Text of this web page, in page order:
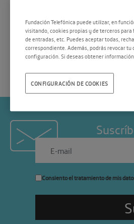
Consiento el tratamiento de mis
Fundación Telefónica puede utilizar, en
visitando, cookies propias y de terceros
de entradas, etc. Puedes aceptar todas,
correspondiente. Además, podrás revocar
configuración. Si deseas obtener
CONFIGURACIÓN DE COOKIES